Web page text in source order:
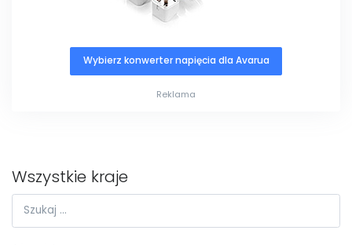
Wybierz konwerter napięcia dla Avarua
Reklama
Wszystkie kraje